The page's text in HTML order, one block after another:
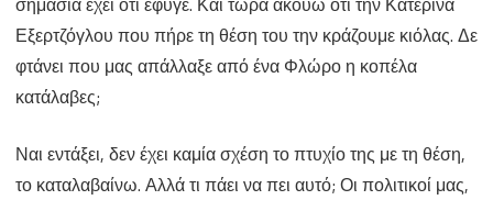
Εξερτζόγλου που πήρε τη θέση του την κράζουμε κιόλας. Δε
φτάνει που μας απάλλαξε από ένα Φλώρο η κοπέλα
κατάλαβες;
Ναι εντάξει, δεν έχει καμία σχέση το πτυχίο της με τη θέση,
το καταλαβαίνω. Αλλά τι πάει να πει αυτό; Οι πολιτικοί μας,